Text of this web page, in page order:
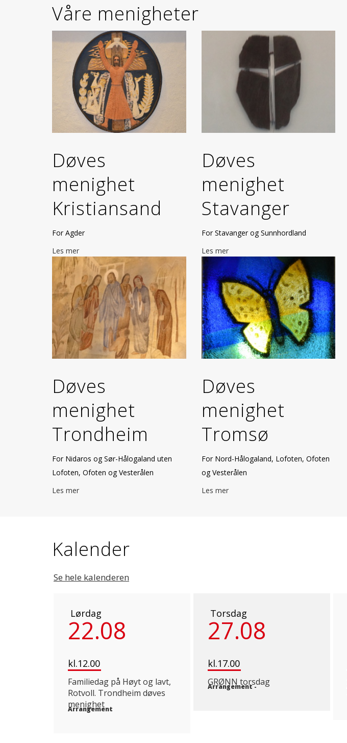
Våre menigheter
Døves
menighet
Kristiansand
For Agder
Les mer
Døves
menighet
Stavanger
For Stavanger og Sunnhordland
Les mer
Døves
menighet
Trondheim
For Nidaros og Sør-Hålogaland uten
Lofoten, Ofoten og Vesterålen
Les mer
Døves
menighet
Tromsø
For Nord-Hålogaland, Lofoten, Ofoten
og Vesterålen
Les mer
Kalender
Se hele kalenderen
Lørdag
22.08
kl.12.00
Familiedag på Høyt og lavt,
Rotvoll. Trondheim døves
menighet
Arrangement
Torsdag
27.08
kl.17.00
GRØNN torsdag
Arrangement-